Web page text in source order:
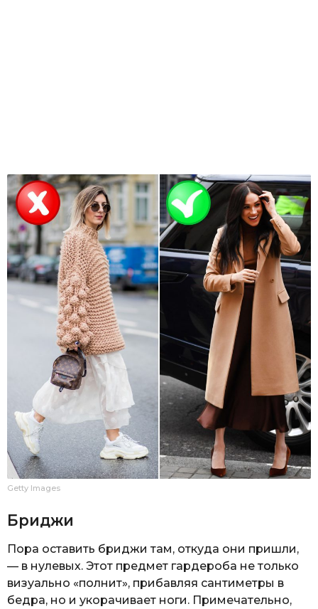
Getty Images
Бриджи
Пора оставить бриджи там, откуда они пришли,
— в нулевых. Этот предмет гардероба не только
визуально «полнит», прибавляя сантиметры в
бедра, но и укорачивает ноги. Примечательно,